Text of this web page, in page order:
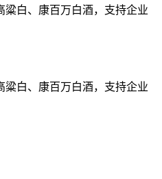
粱白、康百万白酒，支持企业
粱白、康百万白酒，支持企业